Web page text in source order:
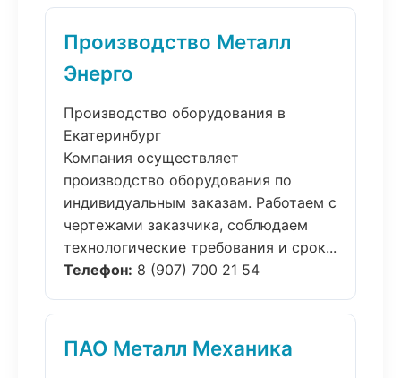
Производство Металл
Энерго
Производство оборудования в
Екатеринбург
Компания осуществляет
производство оборудования по
индивидуальным заказам. Работаем с
чертежами заказчика, соблюдаем
технологические требования и срок...
Телефон: 8 (907) 700 21 54
ПАО Металл Механика